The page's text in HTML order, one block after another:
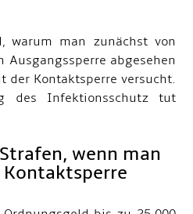
warum man zunächst von
Ausgangssperre abgesehen
der Kontaktsperre versucht.
des Infektionsschutz tut
wenn man